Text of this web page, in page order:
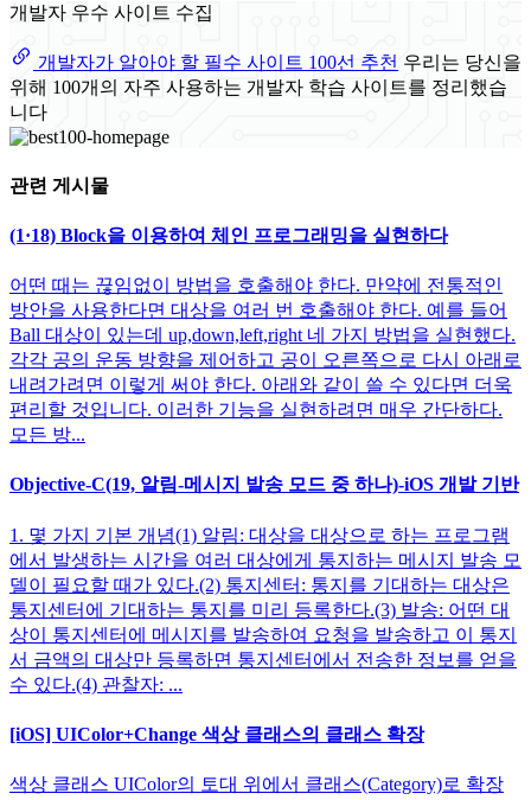
개발자 우수 사이트 수집
개발자가 알아야 할 필수 사이트 100선 추천 우리는 당신을
위해 100개의 자주 사용하는 개발자 학습 사이트를 정리했습
니다
관련 게시물
(1·18) Block을 이용하여 체인 프로그래밍을 실현하다
어떤 때는 끊임없이 방법을 호출해야 한다. 만약에 전통적인
방안을 사용한다면 대상을 여러 번 호출해야 한다. 예를 들어
Ball 대상이 있는데 up,down,left,right 네 가지 방법을 실현했다.
각각 공의 운동 방향을 제어하고 공이 오른쪽으로 다시 아래로
내려가려면 이렇게 써야 한다. 아래와 같이 쓸 수 있다면 더욱
편리할 것입니다. 이러한 기능을 실현하려면 매우 간단하다.
모든 방...
Objective-C(19, 알림-메시지 발송 모드 중 하나)-iOS 개발 기반
1. 몇 가지 기본 개념(1) 알림: 대상을 대상으로 하는 프로그램
에서 발생하는 시간을 여러 대상에게 통지하는 메시지 발송 모
델이 필요할 때가 있다.(2) 통지센터: 통지를 기대하는 대상은
통지센터에 기대하는 통지를 미리 등록한다.(3) 발송: 어떤 대
상이 통지센터에 메시지를 발송하여 요청을 발송하고 이 통지
서 금액의 대상만 등록하면 통지센터에서 전송한 정보를 얻을
수 있다.(4) 관찰자: ...
[iOS] UIColor+Change 색상 클래스의 클래스 확장
색상 클래스 UIColor의 토대 위에서 클래스(Category)로 확장